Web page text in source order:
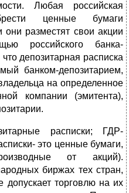
Любая российская
ценные бумаги
разместят свои акции
российского банка-
депозитарная расписка
банком-депозитарием,
на определенное
компании (эмитента),
расписки; ГДР-
это ценные бумаги,
от акций).
биржах тех стран,
допускает торговлю на их